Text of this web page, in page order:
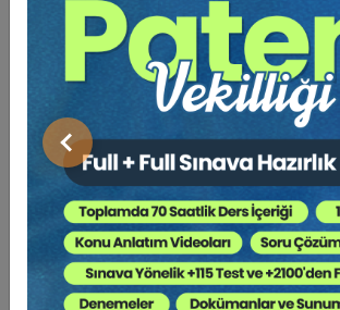
Önceki
2160
TL
Tüketici Hukuku Enstitüsü
BENZER EĞITIMLER